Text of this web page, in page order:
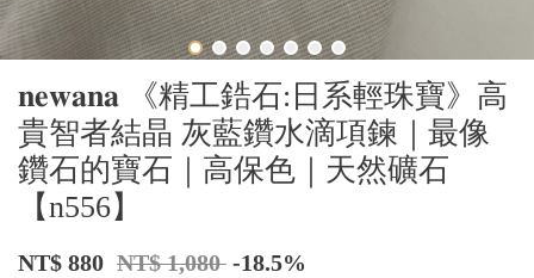
𝐧𝐞𝐰𝐚𝐧𝐚 《精工鋯石:日系輕珠寶》高
貴智者結晶 灰藍鑽水滴項鍊｜最像
鑽石的寶石｜高保色｜天然礦石
【n556】
NT$ 880 NT$ 1,080 -18.5%